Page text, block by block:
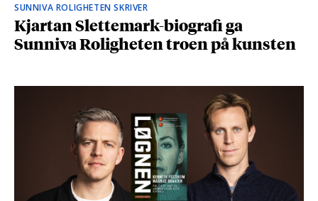
SUNNIVA ROLIGHETEN SKRIVER
Kjartan Slettemark-biografi ga
Sunniva Roligheten troen på kunsten